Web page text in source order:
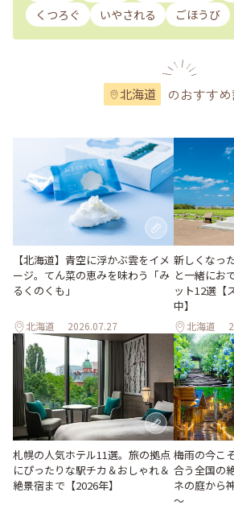
くつろぐ
いやされる ごほうび
北海道 のおすす
【北海道】青空に浮かぶ雲をイメ
ージ。てん菜の恵みを味わう「み
るくのくも」
北海道 2026.07.27
新しくなっ
と一緒にお
ット12選【
中】
北海道
札幌の人気ホテル11選。旅の拠点
にぴったりな駅チカ＆おしゃれ＆
絶景宿まで【2026年】
梅雨の今こ
合う全国の
ネの庭から
～